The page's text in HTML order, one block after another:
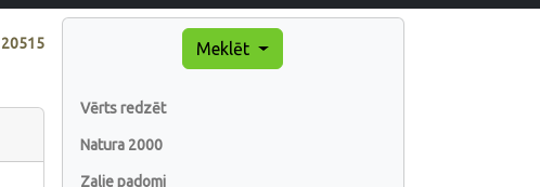
20515 Meklēt
Vērts redzēt
Natura 2000
Zaļie padomi